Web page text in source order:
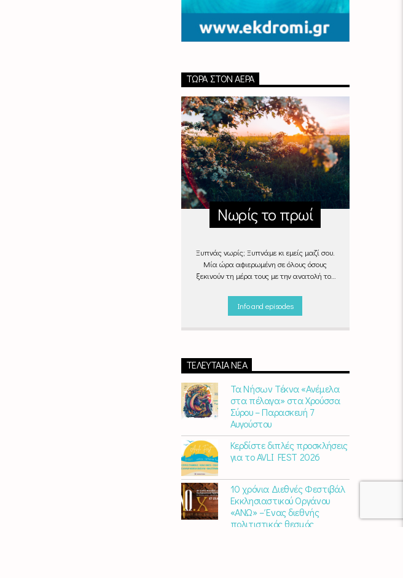
ΤΏΡΑ ΣΤΟΝ ΑΈΡΑ
Νωρίς το πρωί
Ξυπνάς νωρίς; Ξυπνάμε κι εμείς μαζί σου.
Μία ώρα αφιερωμένη σε όλους όσους
ξεκινούν τη μέρα τους με την ανατολή του
την πρωινή ρουτίνα πιο ευχάριστη!
"Νωρίς το πρωί" καθημερινά
107 FM
Info and episodes
ΤΕΛΕΥΤΑΊΑ ΝΈΑ
Τα Νήσων Τέκνα «Ανέμελα
στα πέλαγα» στα Χρούσσα
Σύρου – Παρασκευή 7
Αυγούστου
Κερδίστε διπλές προσκλήσεις
για το AVLI FEST 2026
10 χρόνια Διεθνές Φεστιβάλ
Εκκλησιαστικού Οργάνου
«ΑΝΩ» – Ένας διεθνής
πολιτιστικός θεσμός